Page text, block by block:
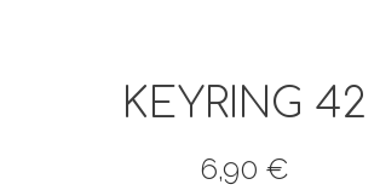
KEYRING 42
6,90 €